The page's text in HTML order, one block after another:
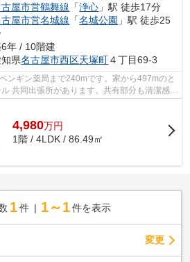
屋市営鶴舞線 「浄心 」駅 徒歩17分
屋市営名城線 「名城公園 」駅 徒歩25
年 / 10階建
県名古屋市西区天塚町４丁目69-3
ンギン薬局まで240mです。家から497mのと
共同出張所があります。共有部分も清潔感が
す。こ...
4,980万円
1階 / 4LDK / 86.49㎡
1 件 1～1 件を表示
変更